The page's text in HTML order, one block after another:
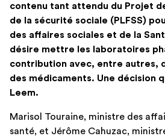
contenu tant attendu du Projet
de la sécurité sociale (PLFSS)
des affaires sociales et de la
désire mettre les laboratoires
contribution avec, entre autres,
des médicaments. Une décision
Leem.
Marisol Touraine, ministre des
santé, et Jérôme Cahuzac,